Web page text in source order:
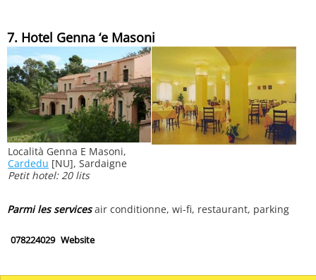
7. Hotel Genna ‘e Masoni
Località Genna E Masoni,
Cardedu [NU], Sardaigne
Petit hotel: 20 lits
Parmi les servicesair conditionne, wi-fi, restaurant, parking
078224029 Website